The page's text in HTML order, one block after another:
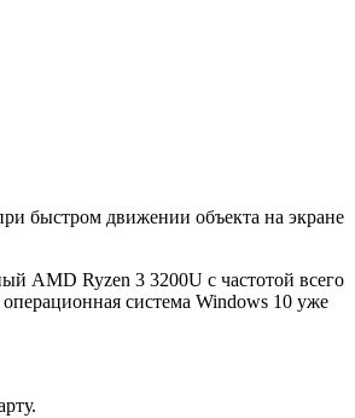
быстром движении объекта на экране
AMD Ryzen 3 3200U с частотой всего
система Windows 10 уже